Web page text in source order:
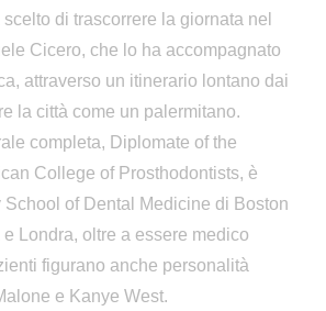
di trascorrere la giornata nel
Cicero, che lo ha accompagnato
attraverso un itinerario lontano dai
la città come un palermitano.
completa, Diplomate of the
College of Prosthodontists, è
of Dental Medicine di Boston
Londra, oltre a essere medico
figurano anche personalità
e Kanye West.